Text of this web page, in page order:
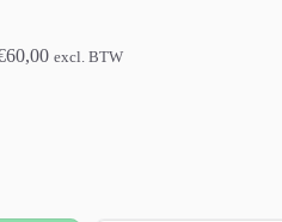
60,00 excl. BTW